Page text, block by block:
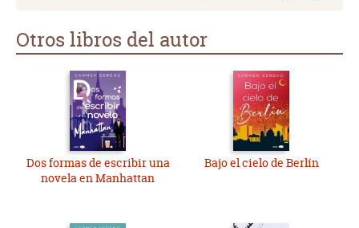
Otros libros del autor
Dos formas de escribir una
novela en Manhattan
Bajo el cielo de Berlín